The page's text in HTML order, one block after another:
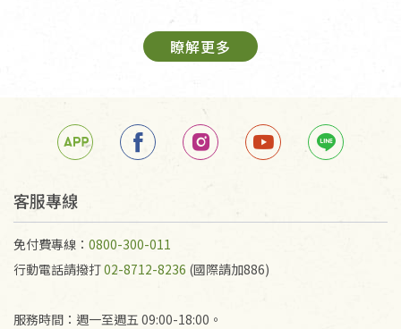
瞭解更多
客服專線
免付費專線： 0800-300-011
行動電話請撥打02-8712-8236 (國際請加886)
服務時間：週一至週五 09:00-18:00。